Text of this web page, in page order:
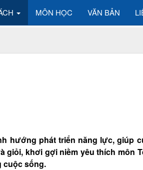
MÔN HỌC VĂN BẢN
hướng phát triển năng lực, giúp
khơi gợi niềm yêu thích môn
cuộc sống.